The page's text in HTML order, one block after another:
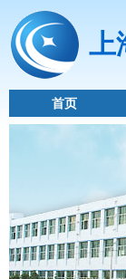
上
首页